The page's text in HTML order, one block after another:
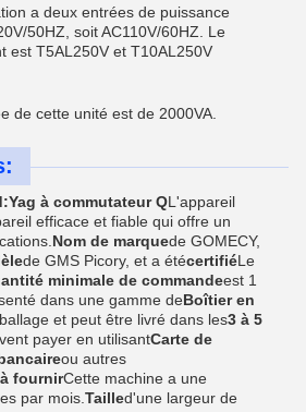
a deux entrées de puissance
50HZ, soit AC110V/60HZ. Le
est T5AL250V et T10AL250V
de cette unité est de 2000VA.
à commutateur QL'appareil
efficace et fiable qui offre un
Nom de marquede GOMECY,
de GMS Picory, et a étécertifiéLe
minimale de commandeest 1
dans une gamme deBoîtier en
et peut être livré dans les3 à 5
payer en utilisantCarte de
ou autres
fournirCette machine a une
par mois. Tailled'une largeur de